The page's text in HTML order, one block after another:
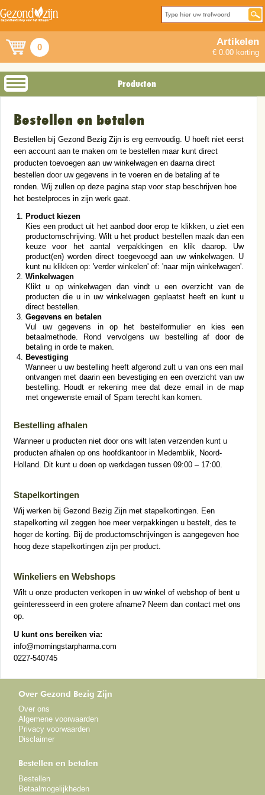
0 Artikelen
€ 0.00 korting
Producten
Bestellen en betalen
Bestellen bij Gezond Bezig Zijn is erg eenvoudig. U hoeft niet eerst
een account aan te maken om te bestellen maar kunt direct
producten toevoegen aan uw winkelwagen en daarna direct
bestellen door uw gegevens in te voeren en de betaling af te
ronden. Wij zullen op deze pagina stap voor stap beschrijven hoe
het bestelproces in zijn werk gaat.
Product kiezen
Kies een product uit het aanbod door erop te klikken, u ziet een
productomschrijving. Wilt u het product bestellen maak dan een
keuze voor het aantal verpakkingen en klik daarop. Uw
product(en) worden direct toegevoegd aan uw winkelwagen. U
kunt nu klikken op: 'verder winkelen' of: 'naar mijn winkelwagen'.
Winkelwagen
Klikt u op winkelwagen dan vindt u een overzicht van de
producten die u in uw winkelwagen geplaatst heeft en kunt u
direct bestellen.
Gegevens en betalen
Vul uw gegevens in op het bestelformulier en kies een
betaalmethode. Rond vervolgens uw bestelling af door de
betaling in orde te maken.
Bevestiging
Wanneer u uw bestelling heeft afgerond zult u van ons een mail
ontvangen met daarin een bevestiging en een overzicht van uw
bestelling. Houdt er rekening mee dat deze email in de map
met ongewenste email of Spam terecht kan komen.
Bestelling afhalen
Wanneer u producten niet door ons wilt laten verzenden kunt u
producten afhalen op ons hoofdkantoor in Medemblik, Noord-
Holland. Dit kunt u doen op werkdagen tussen 09:00 – 17:00.
Stapelkortingen
Wij werken bij Gezond Bezig Zijn met stapelkortingen. Een
stapelkorting wil zeggen hoe meer verpakkingen u bestelt, des te
hoger de korting. Bij de productomschrijvingen is aangegeven hoe
hoog deze stapelkortingen zijn per product.
Winkeliers en Webshops
Wilt u onze producten verkopen in uw winkel of webshop of bent u
geïnteresseerd in een grotere afname? Neem dan contact met ons
op.
U kunt ons bereiken via:
info@morningstarpharma.com
0227-540745
Over Gezond Bezig Zijn
Over ons
Algemene voorwaarden
Privacy voorwaarden
Disclaimer
Bestellen en betalen
Bestellen
Betaalmogelijkheden